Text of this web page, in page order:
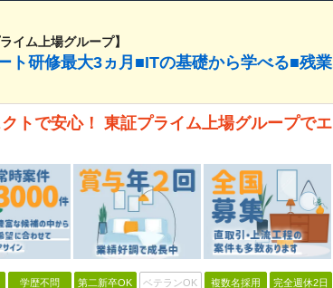
イム上場グループ】
ト研修最大3ヵ月■ITの基礎から学べる■残業
トで安心！ 東証プライム上場グループでエ
学歴不問 第二新卒OK ベテランOK 複数名採用 完全週休2日